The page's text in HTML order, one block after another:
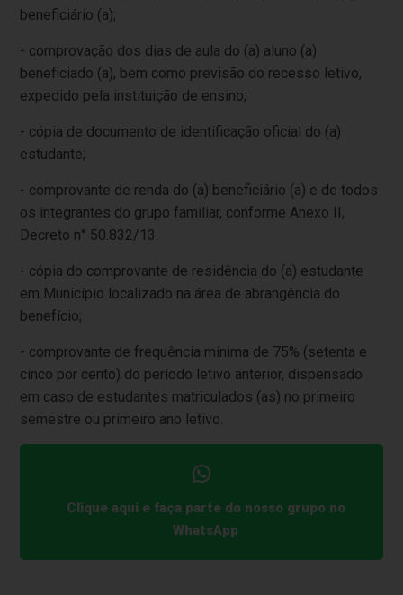
beneficiário (a);
- comprovação dos dias de aula do (a) aluno (a)
beneficiado (a), bem como previsão do recesso letivo,
expedido pela instituição de ensino;
- cópia de documento de identificação oficial do (a)
estudante;
- comprovante de renda do (a) beneficiário (a) e de todos
os integrantes do grupo familiar, conforme Anexo II,
Decreto n° 50.832/13.
- cópia do comprovante de residência do (a) estudante
em Município localizado na área de abrangência do
benefício;
- comprovante de frequência mínima de 75% (setenta e
cinco por cento) do período letivo anterior, dispensado
em caso de estudantes matriculados (as) no primeiro
semestre ou primeiro ano letivo.
Clique aqui e faça parte do nosso grupo no
WhatsApp